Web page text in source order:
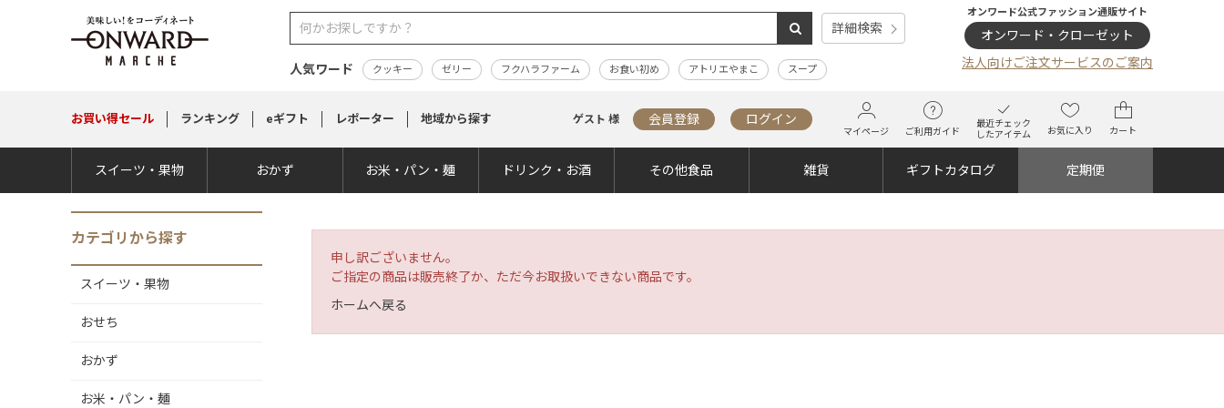
詳細検索
人気ワード クッキー ゼリー フクハラファーム お食い初め アトリエやまこ スープ
オンワード公式ファッション通販サイト
オンワード・クローゼット
法人向けご注文サービスのご案内
お買い得セール ランキング eギフト レポーター 地域から探す ゲスト 様 会員登録 ログイン
マイページ ご利用ガイド
最近チェック
したアイテム
お気に入り カート
スイーツ・果物 おかず お米・パン・麺 ドリンク・お酒 その他食品 雑貨 ギフトカタログ 定期便
カテゴリから探す
スイーツ・果物
おせち
おかず
お米・パン・麺
申し訳ございません。
ご指定の商品は販売終了か、ただ今お取扱いできない商品です。
ホームへ戻る